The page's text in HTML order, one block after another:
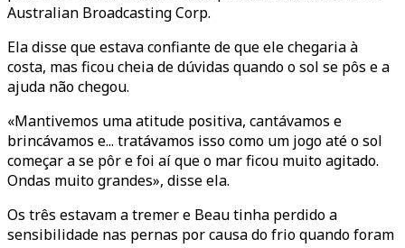
Australian Broadcasting Corp.
Ela disse que estava confiante de que ele chegaria à
costa, mas ficou cheia de dúvidas quando o sol se pôs e a
ajuda não chegou.
«Mantivemos uma atitude positiva, cantávamos e
brincávamos e... tratávamos isso como um jogo até o sol
começar a se pôr e foi aí que o mar ficou muito agitado.
Ondas muito grandes», disse ela.
Os três estavam a tremer e Beau tinha perdido a
sensibilidade nas pernas por causa do frio quando foram